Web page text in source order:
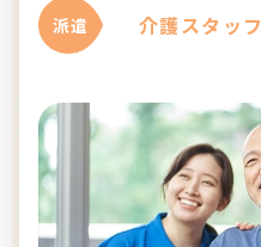
派遣 介護スタッフ